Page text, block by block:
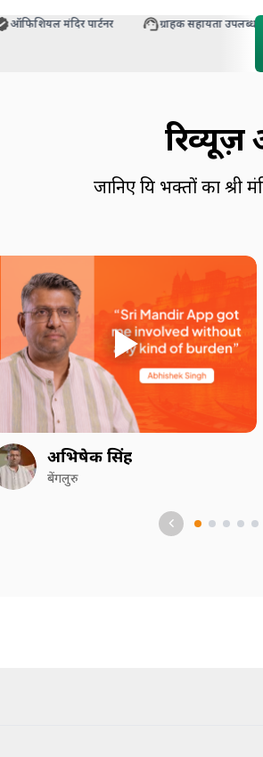
मंदिर पार्टनर ग्राहक सहायता उपलब्ध
रिव्यूज़
जानिए प्रिय भक्तों का
अभिषेक सिंह
बेंगलुरु